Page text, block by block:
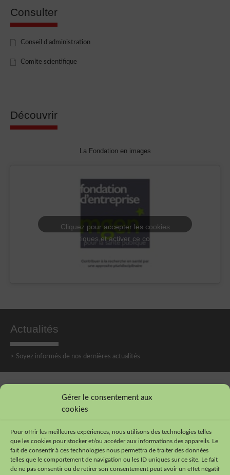
Gérer le consentement aux
cookies
Pour offrir les meilleures expériences, nous utilisons des technologies telles
que les cookies pour stocker et/ou accéder aux informations des appareils. Le
fait de consentir à ces technologies nous permettra de traiter des données
telles que le comportement de navigation ou les ID uniques sur ce site. Le fait
de ne pas consentir ou de retirer son consentement peut avoir un effet négatif
Consulter
Conseil d’administration
Comite scientifique
Découvrir
La Fondation en images
Cliquez pour accepter les cookies
statistiques et activer ce contenu
Actualités
> Soyez informés de nos dernières actualités